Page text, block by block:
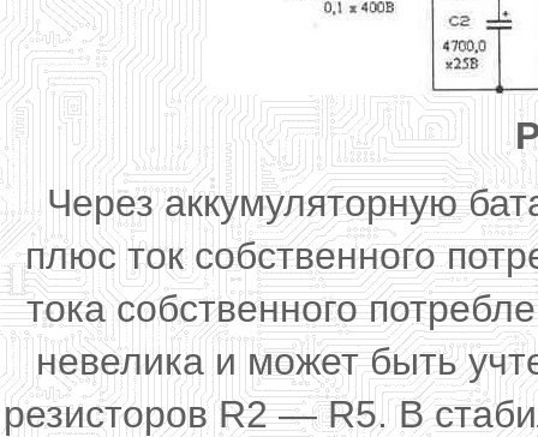
Через аккумуляторную
плюс ток собственного
тока собственного
невелика и может быть
резисторов R2 — R5. В